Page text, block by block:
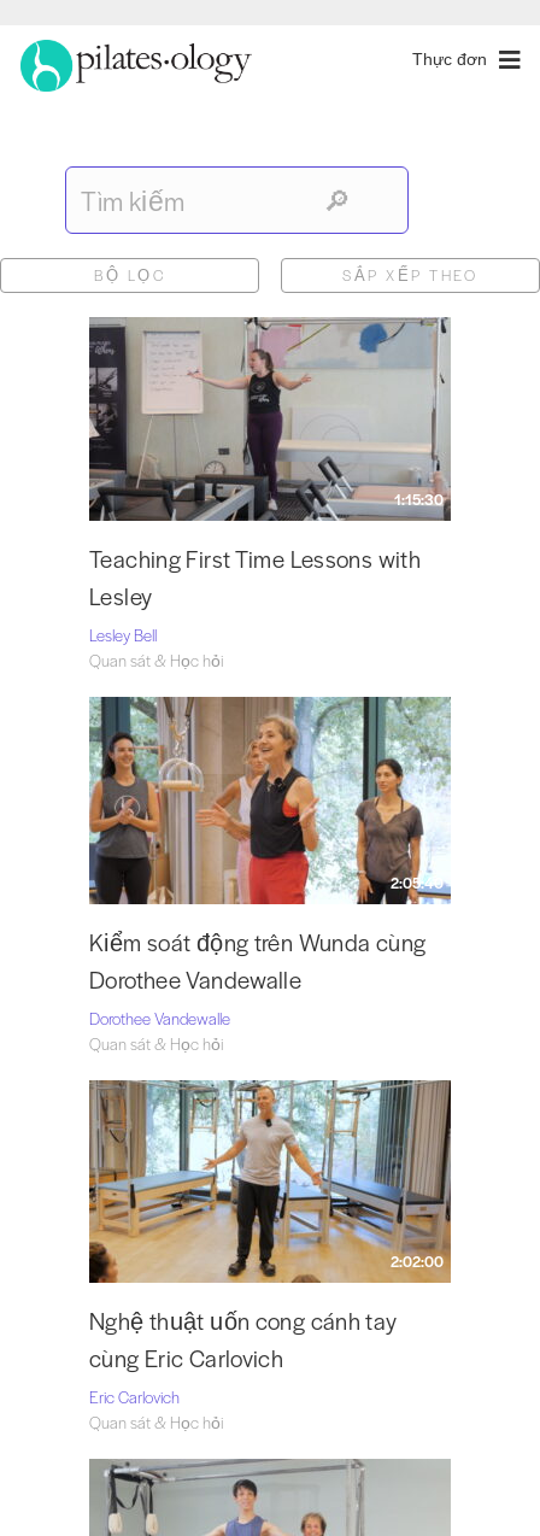
Thực đơn
BỘ LỌC SẮP XẾP THEO
1:15:30
Teaching First Time Lessons with
Lesley
Lesley Bell
Quan sát & Học hỏi
2:05:40
Kiểm soát động trên Wunda cùng
Dorothee Vandewalle
Dorothee Vandewalle
Quan sát & Học hỏi
2:02:00
Nghệ thuật uốn cong cánh tay
cùng Eric Carlovich
Eric Carlovich
Quan sát & Học hỏi